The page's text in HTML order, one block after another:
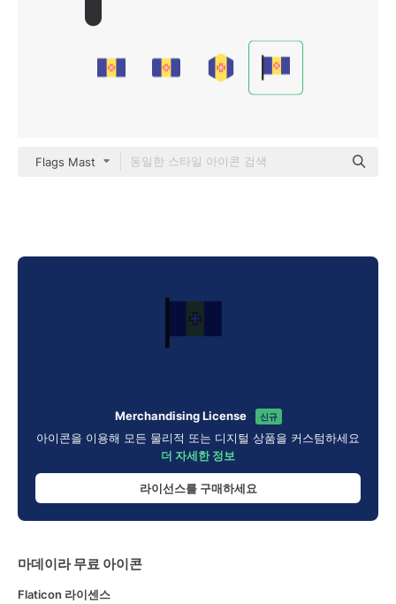
Flags Mast
Merchandising License 신규
아이콘을 이용해 모든 물리적 또는 디지털 상품을 커스텀하세요
더 자세한 정보
라이선스를 구매하세요
마데이라 무료 아이콘
Flaticon 라이센스